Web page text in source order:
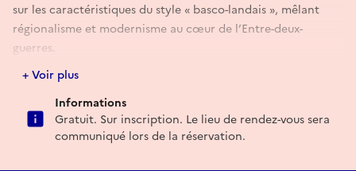
sur les caractéristiques du style « basco-landais », mêlant
régionalisme et modernisme au cœur de l’Entre-deux-
guerres.
+ Voir plus
Informations
Gratuit. Sur inscription. Le lieu de rendez-vous sera
communiqué lors de la réservation.